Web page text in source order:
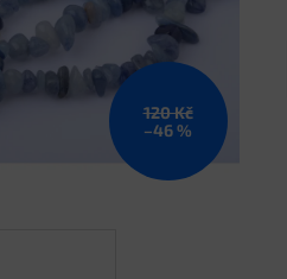
120 Kč
–46 %